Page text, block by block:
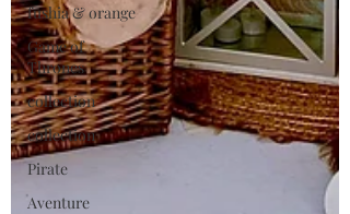
fushia & orange
Game of
Thrones
collection
collection
Pirate
Aventure